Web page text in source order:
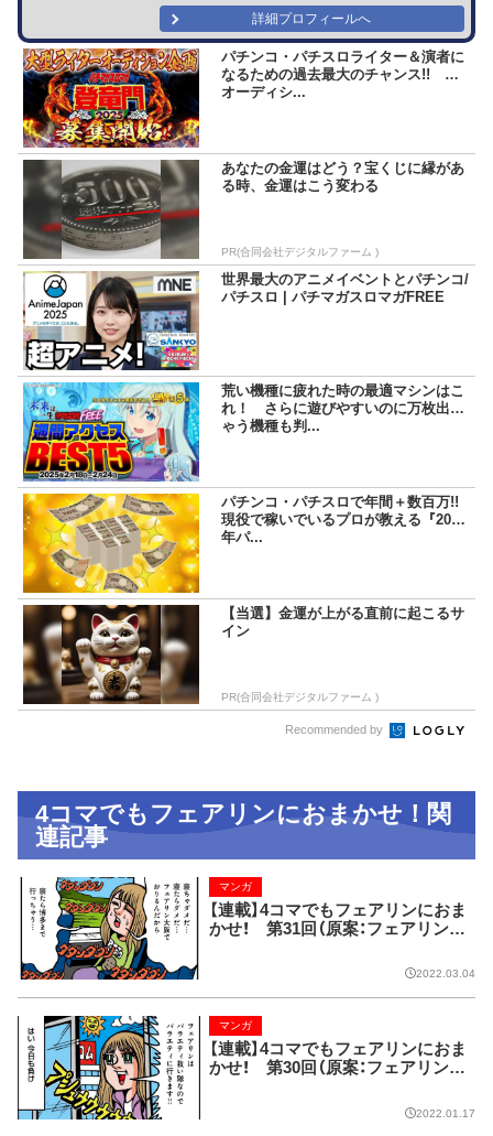
詳細プロフィールへ
パチンコ・パチスロライター＆演者に
なるための過去最大のチャンス!! 超
オーディシ...
あなたの金運はどう？宝くじに縁があ
る時、金運はこう変わる
PR(合同会社デジタルファーム )
世界最大のアニメイベントとパチンコ/
パチスロ | パチマガスロマガFREE
荒い機種に疲れた時の最適マシンはこ
れ！ さらに遊びやすいのに万枚出ち
ゃう機種も判...
パチンコ・パチスロで年間＋数百万!!
現役で稼いでいるプロが教える『2025
年パ...
【当選】金運が上がる直前に起こるサ
イン
PR(合同会社デジタルファーム )
Recommended by
4コマでもフェアリンにおまかせ！関
連記事
【連載】4コマでもフェアリンにおま
かせ！ 第31回（原案：フェアリン
マンガ
2022.03.04
【連載】4コマでもフェアリンにおま
かせ！ 第30回（原案：フェアリン
マンガ
2022.01.17